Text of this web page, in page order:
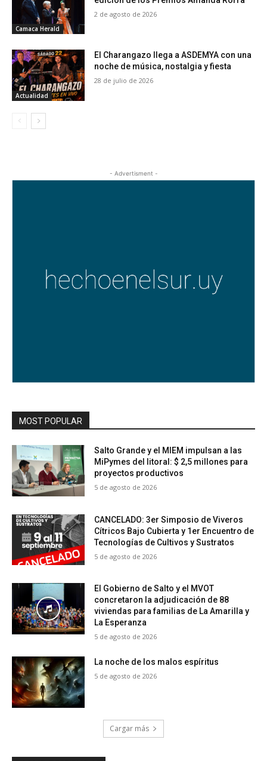
Camaca Herald
2 de agosto de 2026
Actualidad
El Charangazo llega a ASDEMYA con una
noche de música, nostalgia y fiesta
28 de julio de 2026
- Advertisment -
MOST POPULAR
Salto Grande y el MIEM impulsan a las
MiPymes del litoral: $ 2,5 millones para
proyectos productivos
5 de agosto de 2026
CANCELADO: 3er Simposio de Viveros
Cítricos Bajo Cubierta y 1er Encuentro de
Tecnologías de Cultivos y Sustratos
5 de agosto de 2026
El Gobierno de Salto y el MVOT
concretaron la adjudicación de 88
viviendas para familias de La Amarilla y
La Esperanza
5 de agosto de 2026
La noche de los malos espíritus
5 de agosto de 2026
Cargar más